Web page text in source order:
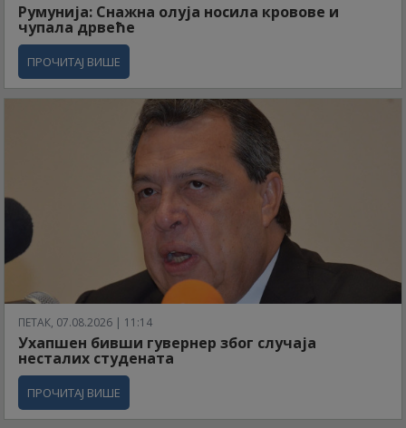
Румунија: Снажна олуја носила кровове и
чупала дрвеће
ПРОЧИТАЈ ВИШЕ
ПЕТАК, 07.08.2026 | 11:14
Ухапшен бивши гувернер због случаја
несталих студената
ПРОЧИТАЈ ВИШЕ